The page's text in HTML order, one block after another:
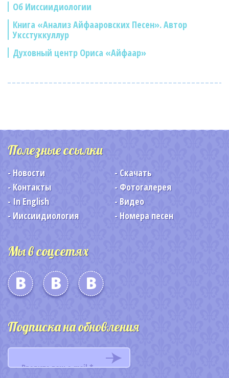
Об Ииссиидиологии
Книга «Анализ Айфааровских Песен». Автор
Уксстуккуллур
Духовный центр Ориса «Айфаар»
Полезные ссылки
Новости
Скачать
Контакты
Фотогалерея
In English
Видео
Ииссиидиология
Номера песен
Мы в соцсетях
Подписка на обновления